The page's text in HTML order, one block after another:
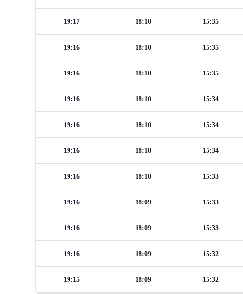
15:35
18:10
19:17
15:35
18:10
19:16
15:35
18:10
19:16
15:34
18:10
19:16
15:34
18:10
19:16
15:34
18:10
19:16
15:33
18:10
19:16
15:33
18:09
19:16
15:33
18:09
19:16
15:32
18:09
19:16
15:32
18:09
19:15